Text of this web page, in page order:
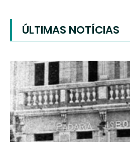
ÚLTIMAS NOTÍCIAS